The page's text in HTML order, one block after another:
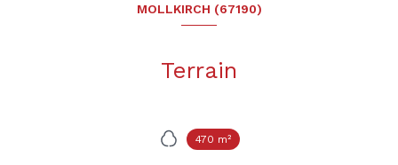
MOLLKIRCH (67190)
Terrain
470 m²